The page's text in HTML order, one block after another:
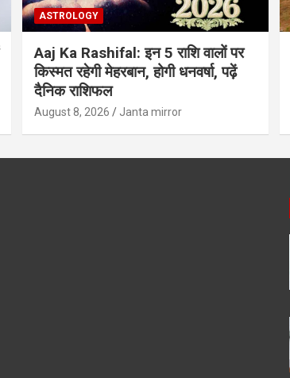
ASTROLOGY
Aaj Ka Rashifal: इन 5 राशि वालों पर
किस्मत रहेगी मेहरबान, होगी धनवर्षा, पढ़ें
दैनिक राशिफल
August 8, 2026 Janta mirror